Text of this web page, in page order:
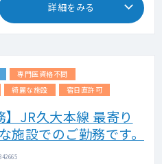
詳細をみる
専門医資格不問
綺麗な施設 宿日直許可
JR久大本線 最寄り
施設でのご勤務です。